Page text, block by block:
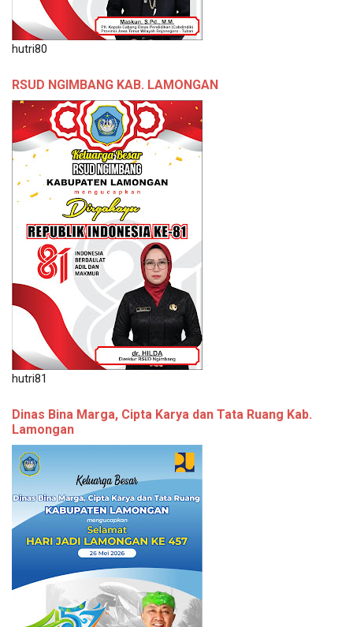
hutri80
RSUD NGIMBANG KAB. LAMONGAN
hutri81
Dinas Bina Marga, Cipta Karya dan Tata Ruang Kab.
Lamongan